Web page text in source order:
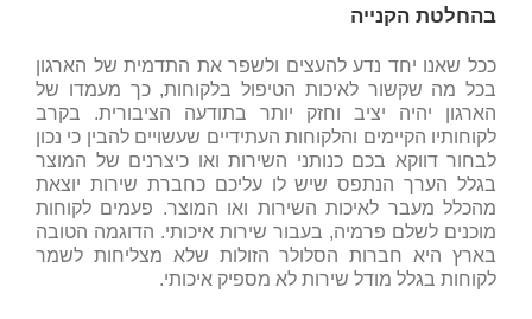
בהחלטת הקנייה
ככל שאנו יחד נדע להעצים ולשפר את התדמית של הארגון
בכל מה שקשור לאיכות הטיפול בלקוחות, כך מעמדו של
הארגון יהיה יציב וחזק יותר בתודעה הציבורית. בקרב
לקוחותיו הקיימים והלקוחות העתידיים שעשויים להבין כי נכון
לבחור דווקא בכם כנותני השירות ואו כיצרנים של המוצר
בגלל הערך הנתפס שיש לו עליכם כחברת שירות יוצאת
מהכלל מעבר לאיכות השירות ואו המוצר. פעמים לקוחות
מוכנים לשלם פרמיה, בעבור שירות איכותי. הדוגמה הטובה
בארץ היא חברות הסלולר הזולות שלא מצליחות לשמר
לקוחות בגלל מודל שירות לא מספיק איכותי.